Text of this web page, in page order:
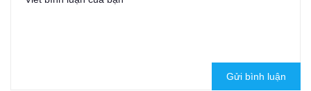
Gửi bình luận